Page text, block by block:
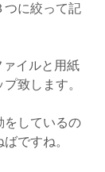
つに絞って記
イルと用紙
致します。
をしているの
ですね。